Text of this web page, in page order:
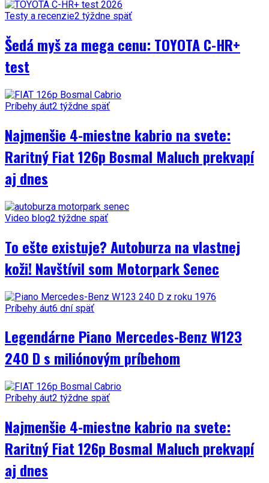
Testy a recenzie2 týždne späť
Šedá myš za mega cenu: TOYOTA C-HR+
test
Príbehy áut2 týždne späť
Najmenšie 4-miestne kabrio na svete:
Raritný Fiat 126p Bosmal Maluch prekvapí
aj dnes
Video blog2 týždne späť
To ešte existuje? Autoburza na vlastnej
koži! Navštívil som Motorpark Senec
Príbehy áut6 dní späť
Legendárne Piano Mercedes-Benz W123
240 D s miliónovým príbehom
Príbehy áut2 týždne späť
Najmenšie 4-miestne kabrio na svete:
Raritný Fiat 126p Bosmal Maluch prekvapí
aj dnes